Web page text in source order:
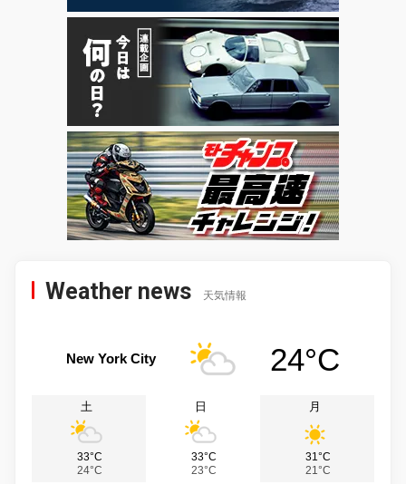
Weather news 天気情報
New York City 24°C
土
33°C
24°C
日
33°C
23°C
月
31°C
21°C